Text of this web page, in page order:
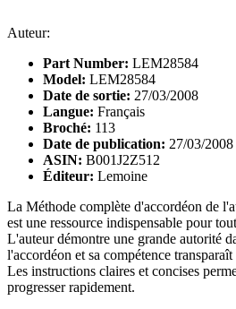
Auteur:
Part Number: LEM28584
Model: LEM28584
Date de sortie: 27/03/2008
Langue: Français
Broché: 113
Date de publication: 27/03/2008
ASIN: B001J2Z512
Éditeur: Lemoine
La Méthode complète d'accordéon de
est une ressource indispensable pour
L'auteur démontre une grande autorité
l'accordéon et sa compétence
Les instructions claires et concises
progresser rapidement.